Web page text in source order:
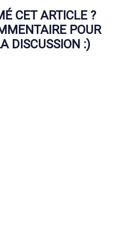
CET ARTICLE ?
POUR
DISCUSSION :)